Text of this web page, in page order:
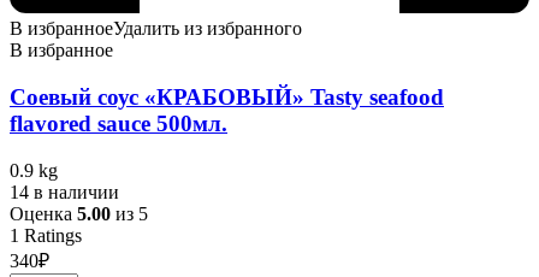
В избранноеУдалить из избранного
В избранное
Соевый соус «КРАБОВЫЙ» Tasty seafood
flavored sauce 500мл.
0.9 kg
14 в наличии
Оценка 5.00 из 5
1 Ratings
340₽